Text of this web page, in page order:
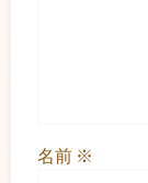
名前 ※